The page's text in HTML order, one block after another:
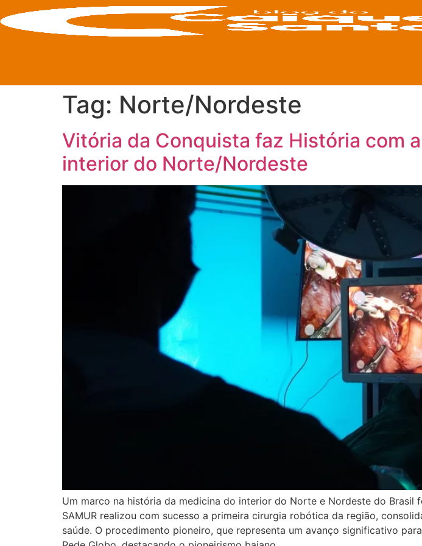
Tag: Norte/Nordeste
Vitória da Conquista faz História com
interior do Norte/Nordeste
Um marco na história da medicina do interior do Norte e Nordeste do Brasil
SAMUR realizou com sucesso a primeira cirurgia robótica da região,
saúde. O procedimento pioneiro, que representa um avanço significativo